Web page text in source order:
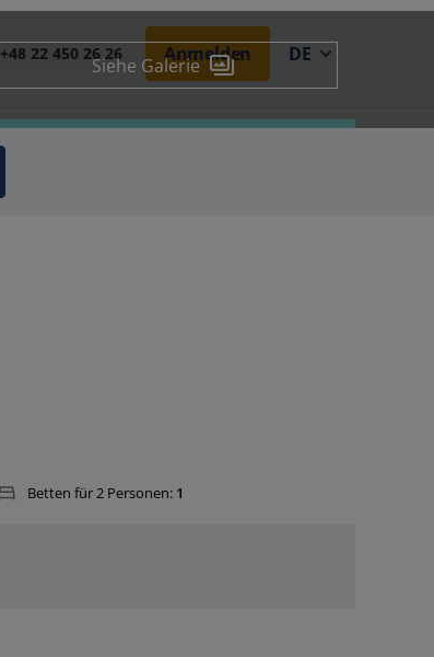
+48 22 450 26 26 Anmelden DE
Siehe Galerie
Betten für 2 Personen: 1